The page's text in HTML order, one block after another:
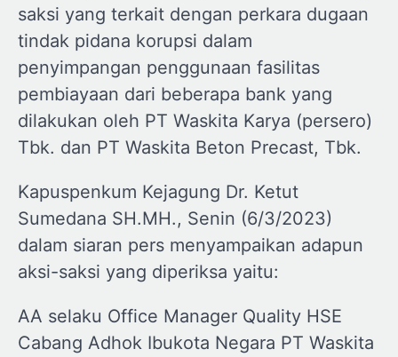
saksi yang terkait dengan perkara dugaan
tindak pidana korupsi dalam
penyimpangan penggunaan fasilitas
pembiayaan dari beberapa bank yang
dilakukan oleh PT Waskita Karya (persero)
Tbk. dan PT Waskita Beton Precast, Tbk.
Kapuspenkum Kejagung Dr. Ketut
Sumedana SH.MH., Senin (6/3/2023)
dalam siaran pers menyampaikan adapun
aksi-saksi yang diperiksa yaitu:
AA selaku Office Manager Quality HSE
Cabang Adhok Ibukota Negara PT Waskita